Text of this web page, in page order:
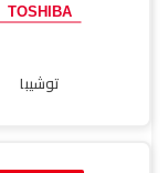
توشيبا